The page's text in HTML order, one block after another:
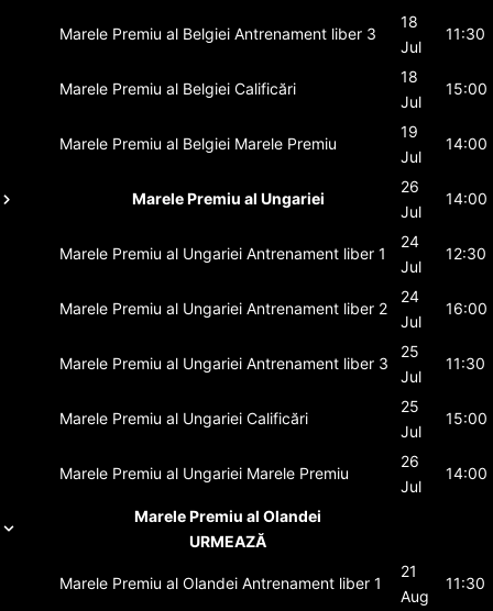
Marele Premiu al Belgiei Antrenament liber 3
18
Jul
11:30
Marele Premiu al Belgiei Calificări
18
Jul
15:00
Marele Premiu al Belgiei Marele Premiu
19
Jul
14:00
Marele Premiu al Ungariei
26
Jul
14:00
Marele Premiu al Ungariei Antrenament liber 1
24
Jul
12:30
Marele Premiu al Ungariei Antrenament liber 2
24
Jul
16:00
Marele Premiu al Ungariei Antrenament liber 3
25
Jul
11:30
Marele Premiu al Ungariei Calificări
25
Jul
15:00
Marele Premiu al Ungariei Marele Premiu
26
Jul
14:00
Marele Premiu al Olandei
URMEAZĂ
Marele Premiu al Olandei Antrenament liber 1
21
Aug
11:30